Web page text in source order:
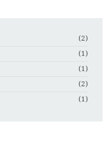
(2)
(1)
(1)
(2)
(1)